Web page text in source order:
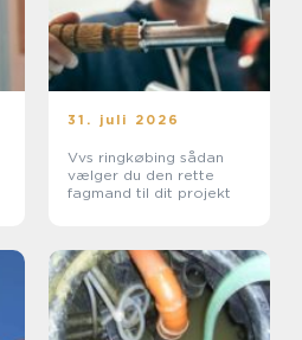
31. juli 2026
Vvs ringkøbing sådan
vælger du den rette
fagmand til dit projekt